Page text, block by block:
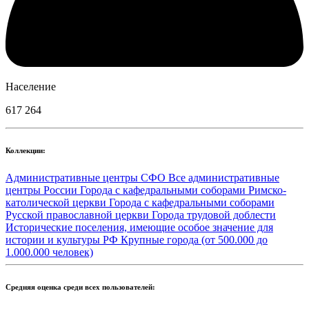
Население
617 264
Коллекции:
Административные центры СФО Все административные
центры России Города с кафедральными соборами Римско-
католической церкви Города с кафедральными соборами
Русской православной церкви Города трудовой доблести
Исторические поселения, имеющие особое значение для
истории и культуры РФ Крупные города (от 500.000 до
1.000.000 человек)
Средняя оценка среди всех пользователей: